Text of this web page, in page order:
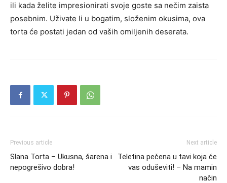
ili kada želite impresionirati svoje goste sa nečim zaista
posebnim. Uživate li u bogatim, složenim okusima, ova
torta će postati jedan od vaših omiljenih deserata.
Previous article
Slana Torta – Ukusna, šarena i
nepogrešivo dobra!
Next article
Teletina pečena u tavi koja će
vas oduševiti! – Na mamin
način